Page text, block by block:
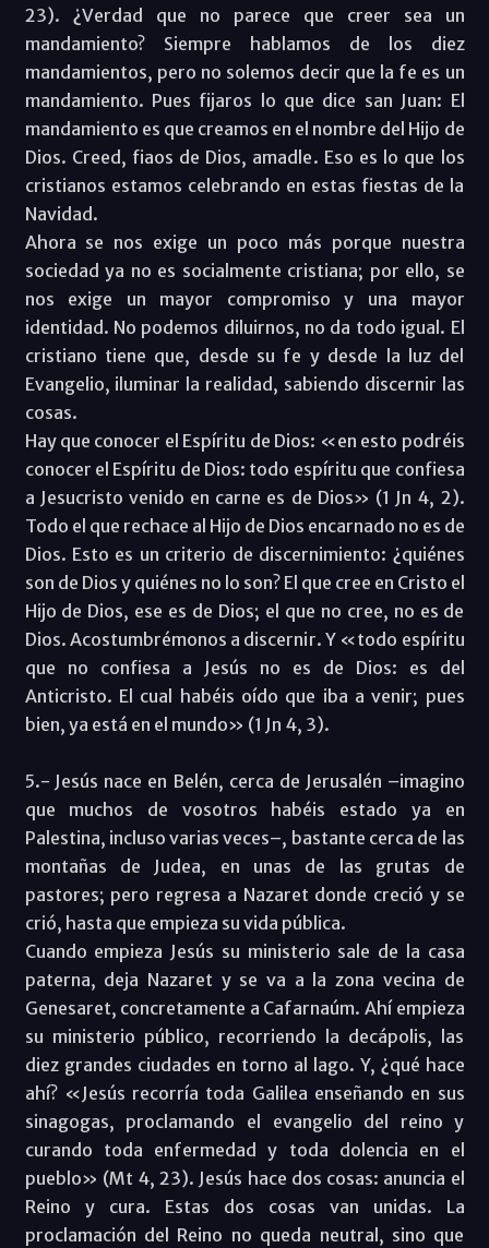
23). ¿Verdad que no parece que creer sea un
mandamiento? Siempre hablamos de los diez
mandamientos, pero no solemos decir que la fe es un
mandamiento. Pues fijaros lo que dice san Juan: El
mandamiento es que creamos en el nombre del Hijo de
Dios. Creed, fiaos de Dios, amadle. Eso es lo que los
cristianos estamos celebrando en estas fiestas de la
Navidad.
Ahora se nos exige un poco más porque nuestra
sociedad ya no es socialmente cristiana; por ello, se
nos exige un mayor compromiso y una mayor
identidad. No podemos diluirnos, no da todo igual. El
cristiano tiene que, desde su fe y desde la luz del
Evangelio, iluminar la realidad, sabiendo discernir las
cosas.
Hay que conocer el Espíritu de Dios: «en esto podréis
conocer el Espíritu de Dios: todo espíritu que confiesa
a Jesucristo venido en carne es de Dios» (1 Jn 4, 2).
Todo el que rechace al Hijo de Dios encarnado no es de
Dios. Esto es un criterio de discernimiento: ¿quiénes
son de Dios y quiénes no lo son? El que cree en Cristo el
Hijo de Dios, ese es de Dios; el que no cree, no es de
Dios. Acostumbrémonos a discernir. Y «todo espíritu
que no confiesa a Jesús no es de Dios: es del
Anticristo. El cual habéis oído que iba a venir; pues
bien, ya está en el mundo» (1 Jn 4, 3).
5.- Jesús nace en Belén, cerca de Jerusalén –imagino
que muchos de vosotros habéis estado ya en
Palestina, incluso varias veces–, bastante cerca de las
montañas de Judea, en unas de las grutas de
pastores; pero regresa a Nazaret donde creció y se
crió, hasta que empieza su vida pública.
Cuando empieza Jesús su ministerio sale de la casa
paterna, deja Nazaret y se va a la zona vecina de
Genesaret, concretamente a Cafarnaúm. Ahí empieza
su ministerio público, recorriendo la decápolis, las
diez grandes ciudades en torno al lago. Y, ¿qué hace
ahí? «Jesús recorría toda Galilea enseñando en sus
sinagogas, proclamando el evangelio del reino y
curando toda enfermedad y toda dolencia en el
pueblo» (Mt 4, 23). Jesús hace dos cosas: anuncia el
Reino y cura. Estas dos cosas van unidas. La
proclamación del Reino no queda neutral, sino que